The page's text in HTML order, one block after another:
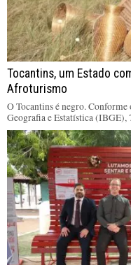
Tocantins, um Estado
Afroturismo
O Tocantins é negro.
Geografia e Estatística (IBGE),